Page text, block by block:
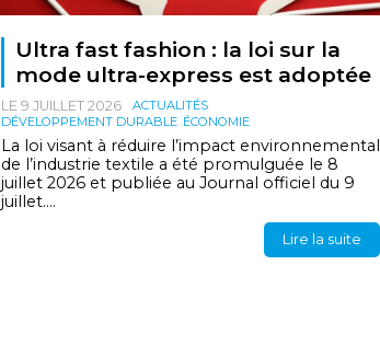
Ultra fast fashion : la loi sur la
mode ultra-express est adoptée
LE 9 JUILLET 2026
ACTUALITÉS
DÉVELOPPEMENT DURABLE ÉCONOMIE
La loi visant à réduire l’impact environnemental
de l’industrie textile a été promulguée le 8
juillet 2026 et publiée au Journal officiel du 9
juillet....
Lire la suite